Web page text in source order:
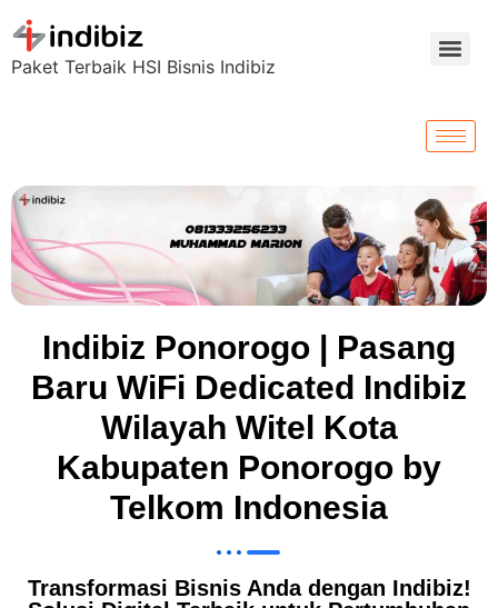
Paket Terbaik HSI Bisnis Indibiz
Indibiz Ponorogo | Pasang
Baru WiFi Dedicated Indibiz
Wilayah Witel Kota
Kabupaten Ponorogo by
Telkom Indonesia
Transformasi Bisnis Anda dengan Indibiz!